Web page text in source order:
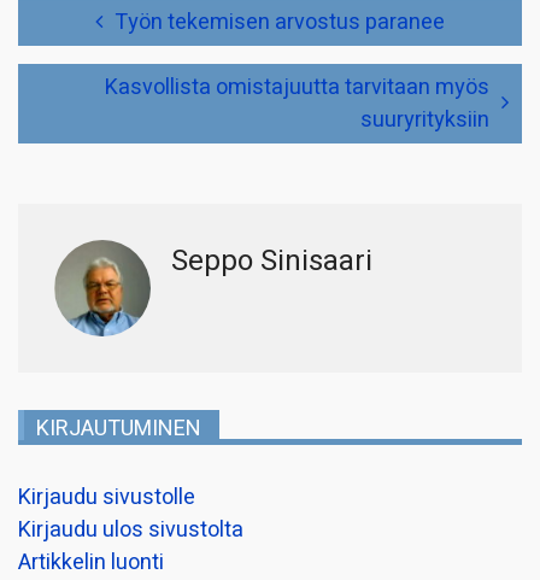
Työn tekemisen arvostus paranee
Kasvollista omistajuutta tarvitaan myös
suuryrityksiin
Seppo Sinisaari
KIRJAUTUMINEN
Kirjaudu sivustolle
Kirjaudu ulos sivustolta
Artikkelin luonti